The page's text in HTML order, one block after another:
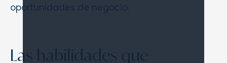
oportunidades de negocio.
Las habilidades que